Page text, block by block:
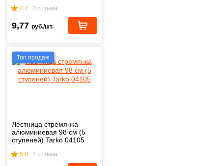
4.7 3 отзыва
9,77 руб./шт.
Топ продаж
Лестница стремянка
алюминиевая 98 см (5
ступеней) Tarko 04105
5.0 2 отзыва